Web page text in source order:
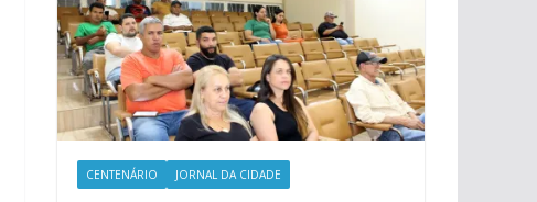
CENTENÁRIO JORNAL DA CIDADE